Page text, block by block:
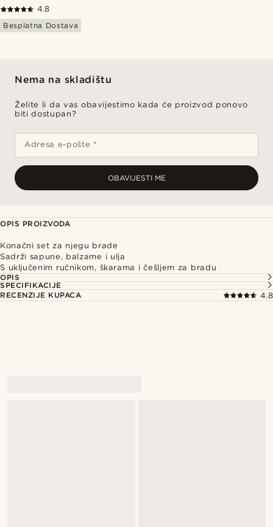
4.8
Besplatna Dostava
Nema na skladištu
Želite li da vas obavijestimo kada će proizvod ponovo
biti dostupan?
Adresa e-pošte *
OBAVIJESTI ME
OPIS PROIZVODA
Konačni set za njegu brade
Sadrži sapune, balzame i ulja
S uključenim ručnikom, škarama i češljem za bradu
OPIS
SPECIFIKACIJE
RECENZIJE KUPACA
4.8